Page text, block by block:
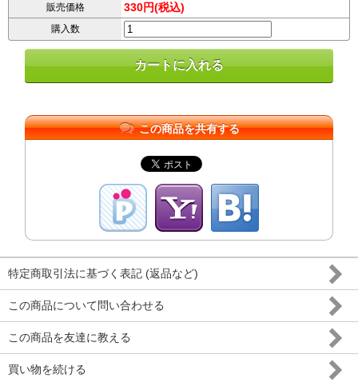
販売価格 330円(税込)
購入数
この商品を共有する
特定商取引法に基づく表記 (返品など)
この商品について問い合わせる
この商品を友達に教える
買い物を続ける